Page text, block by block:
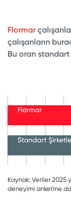
Flormar
çalışanların
Bu oran
Flormar
Standart
Kaynak: Veriler 2025
deneyimi anketine